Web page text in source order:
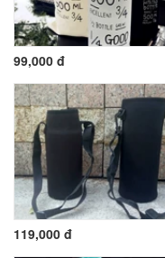
99,000 đ
119,000 đ